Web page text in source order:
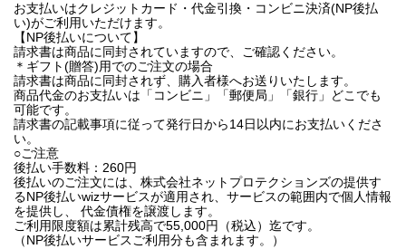
お支払いはクレジットカード・代金引換・コンビニ決済(NP後払
い)がご利用いただけます。
【NP後払いについて】
請求書は商品に同封されていますので、ご確認ください。
＊ギフト(贈答)用でのご注文の場合
請求書は商品に同封されず、購入者様へお送りいたします。
商品代金のお支払いは「コンビニ」「郵便局」「銀行」どこでも
可能です。
請求書の記載事項に従って発行日から14日以内にお支払いくださ
い。
○ご注意
後払い手数料：260円
後払いのご注文には、株式会社ネットプロテクションズの提供す
るNP後払いwizサービスが適用され、サービスの範囲内で個人情報
を提供し、 代金債権を譲渡します。
ご利用限度額は累計残高で55,000円（税込）迄です。
（NP後払いサービスご利用分も含まれます。）